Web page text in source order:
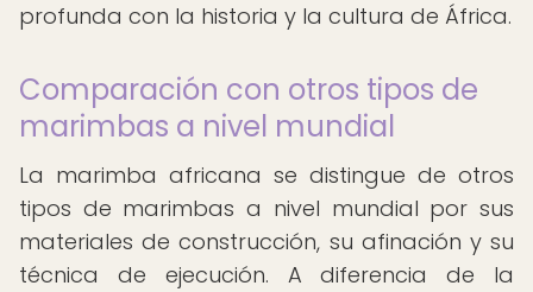
profunda con la historia y la cultura de África.
Comparación con otros tipos de
marimbas a nivel mundial
La marimba africana se distingue de otros
tipos de marimbas a nivel mundial por sus
materiales de construcción, su afinación y su
técnica de ejecución. A diferencia de la